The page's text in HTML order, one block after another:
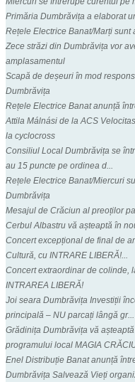
Primăria Dumbrăvița a elaborat
Rețele Electrice Banat/Marți
Zece străzi din Dumbrăvița vor
amplasamentul
Scapă de deșeuri în mod
Dumbrăvița
Rețele Electrice Banat anunță
Attila Málnási de la ACS
la cyclocross
Consiliul Local Dumbrăvița se
au 15 puncte pe ordinea d...
Rețele Electrice Banat/Miercuri
Dumbrăvița
Mesajul de Crăciun al preoților
Cerbul Albastru vă așteaptă în
Concert excepțional de final de
Cultură, cu INTRARE LIBERĂ!...
Concert extraordinar de colinde,
INTRAREA LIBERĂ!
Joi seara Dumbrăvița Investiții
principală – NU parcați lângă gr...
Grădinița Dumbrăvița vă
programului local MAGIA
Enel Distribuție Banat anunță
Dumbrăvița Salvează Vieți